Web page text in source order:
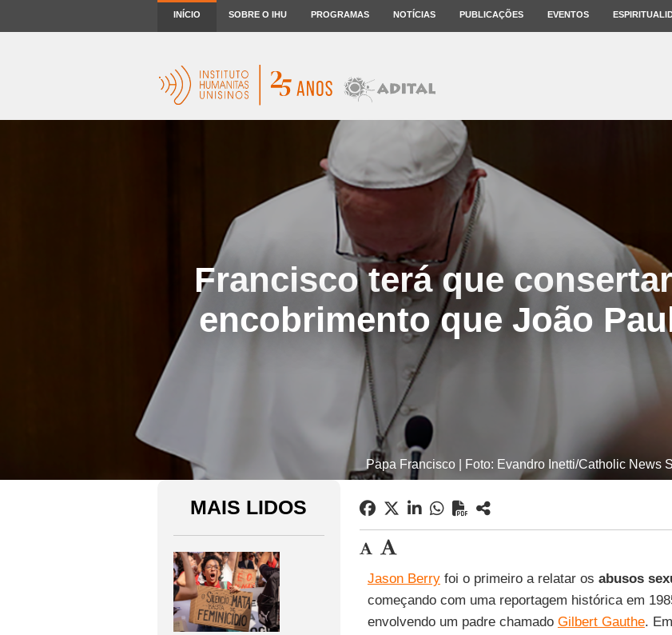
INÍCIO SOBRE O IHU PROGRAMAS NOTÍCIAS PUBLICAÇÕES EVENTOS
Francisco terá que
encobrimento que João
Papa Francisco | Foto: Evandro Inetti/Catholic News
MAIS LIDOS
Jason Berryfoi o primeiro a relatar os abusos
começando com uma reportagem histórica em
envolvendo um padre chamado Gilbert Gauthe.